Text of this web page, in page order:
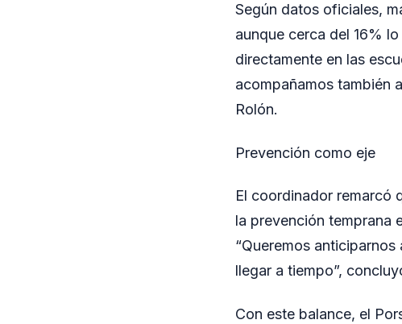
Según datos oficiales,
aunque cerca del 16%
directamente en las
acompañamos también
Rolón.
Prevención como eje
El coordinador remarcó
la prevención temprana
“Queremos
llegar a tiempo”,
Con este balance, el